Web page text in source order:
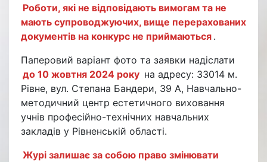
Роботи, які не відповідають вимогам та не
мають супроводжуючих, вище перерахованих
документів на конкурс не приймаються .
Паперовий варіант фото та заявки надіслати
до 10 жовтня 2024 року на адресу: 33014 м.
Рівне, вул. Степана Бандери, 39 А, Навчально-
методичний центр естетичного виховання
учнів професійно-технічних навчальних
закладів у Рівненській області.
Журі залишає за собою право змінювати